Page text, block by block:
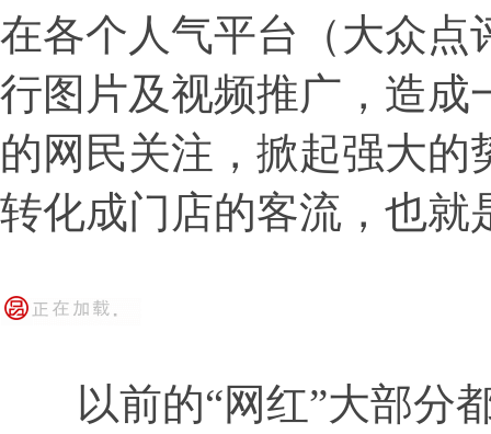
在各个人气平台（大众点
行图片及视频推广，造成
的网民关注，掀起强大
转化成门店的客流，也就
以前的“网红”大部分